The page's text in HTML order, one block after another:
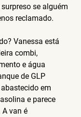
se alguém
reclamado.
Vanessa está
combi,
e água
de GLP
em
e parece
van é